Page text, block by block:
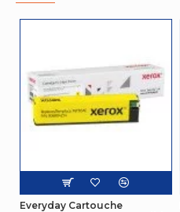
Everyday Cartouche